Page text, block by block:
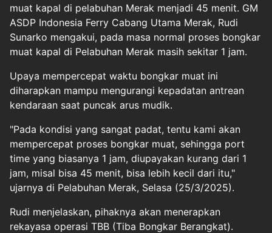
muat kapal di pelabuhan Merak menjadi 45 menit. GM
ASDP Indonesia Ferry Cabang Utama Merak, Rudi
Sunarko mengakui, pada masa normal proses bongkar
muat kapal di Pelabuhan Merak masih sekitar 1 jam.
Upaya mempercepat waktu bongkar muat ini
diharapkan mampu mengurangi kepadatan antrean
kendaraan saat puncak arus mudik.
"Pada kondisi yang sangat padat, tentu kami akan
mempercepat proses bongkar muat, sehingga port
time yang biasanya 1 jam, diupayakan kurang dari 1
jam, misal bisa 45 menit, bisa lebih kecil dari itu,"
ujarnya di Pelabuhan Merak, Selasa (25/3/2025).
Rudi menjelaskan, pihaknya akan menerapkan
rekayasa operasi TBB (Tiba Bongkar Berangkat).